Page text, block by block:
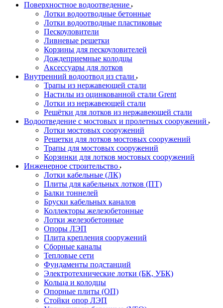
Поверхностное водоотведение
Лотки водоотводные бетонные
Лотки водоотводные пластиковые
Пескоуловители
Ливневые решетки
Корзины для пескоуловителей
Дождеприемные колодцы
Аксессуары для лотков
Внутренний водоотвод из стали
Трапы из нержавеющей стали
Настилы из оцинкованной стали Grent
Лотки из нержавеющей стали
Решётки для лотков из нержавеющей стали
Водоотведение с мостовых и пролетных сооружений
Лотки мостовых сооружений
Решетки для лотков мостовых сооружений
Трапы для мостовых сооружений
Корзинки для лотков мостовых сооружений
Инженерное строительство
Лотки кабельные (ЛК)
Плиты для кабельных лотков (ПТ)
Балки тоннелей
Бруски кабельных каналов
Коллекторы железобетонные
Лотки железобетонные
Опоры ЛЭП
Плита крепления сооружений
Сборные каналы
Тепловые сети
Фундаменты подстанций
Электротехнические лотки (БК, УБК)
Кольца и колодцы
Опорные плиты (ОП)
Стойки опор ЛЭП